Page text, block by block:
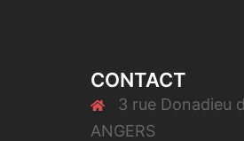
CONTACT
3 rue Donadieu
ANGERS